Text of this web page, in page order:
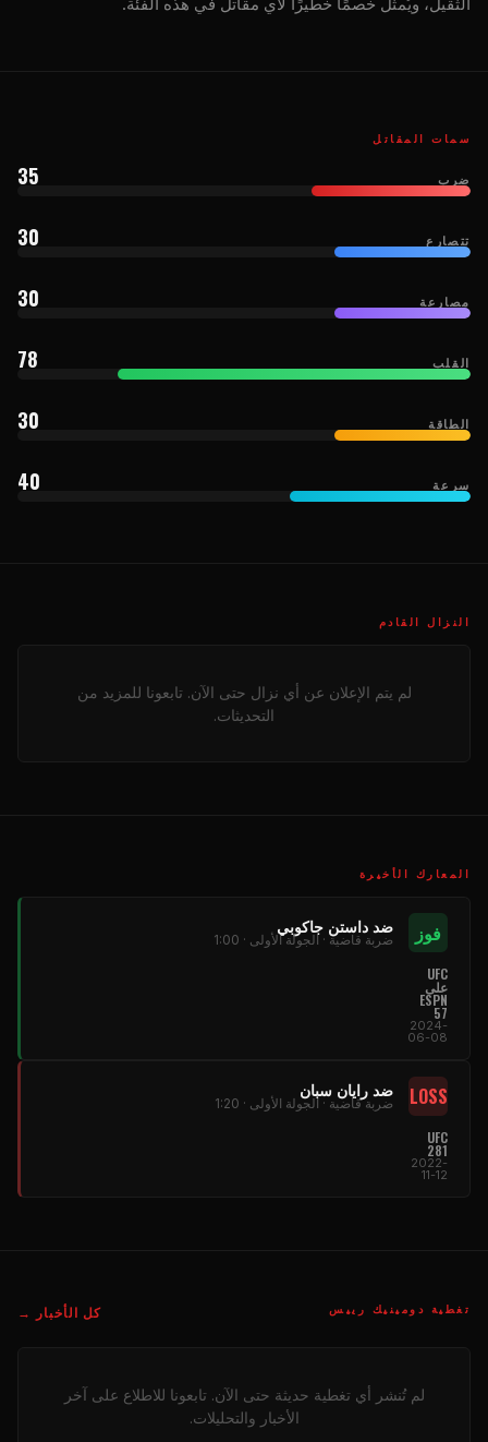
سمات المقاتل
ضرب 35
تتصارع 30
مصارعة 30
القلب 78
الطاقة 30
سرعة 40
النزال القادم
لم يتم الإعلان عن أي نزال حتى الآن. تابعونا للمزيد من
التحديثات.
المعارك الأخيرة
فوز ضد داستن جاكوبي
ضربة قاضية · الجولة الأولى · 1:00
UFC
على
ESPN
57
2024-
06-08
LOSS ضد رايان سبان
ضربة قاضية · الجولة الأولى · 1:20
UFC
281
2022-
11-12
تغطية دومينيك رييس كل الأخبار →
لم تُنشر أي تغطية حديثة حتى الآن. تابعونا للاطلاع على آخر
الأخبار والتحليلات.